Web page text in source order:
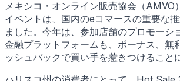
メキシコ・オンライン販売協会（AMVO
イベントは、国内のeコマースの重要な
ました。今年は、参加店舗のプロモーシ
金融プラットフォームも、ボーナス、無
ッシュバックで買い手を惹きつけること